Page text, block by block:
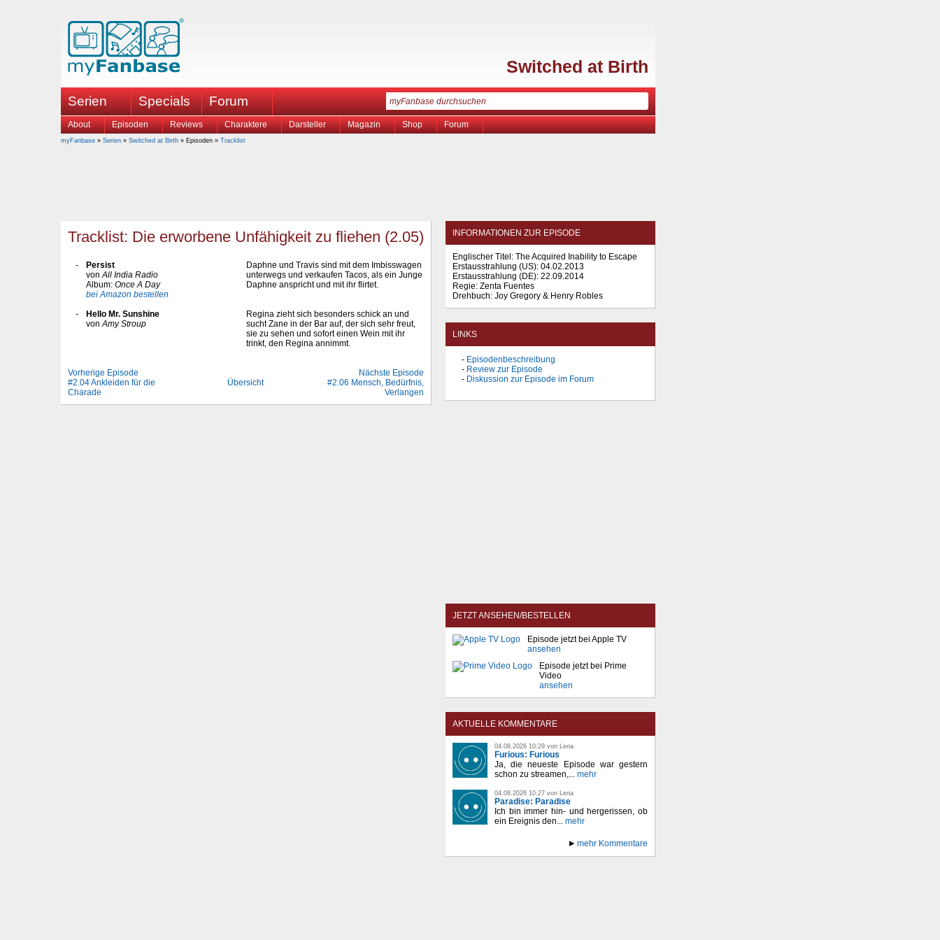
Switched at Birth
Serien Specials Forum
About Episoden Reviews Charaktere Darsteller Magazin Shop Forum
myFanbase » Serien » Switched at Birth » Episoden » Tracklist
Tracklist: Die erworbene Unfähigkeit zu fliehen (2.05)
-
Persist
vonAll India Radio
Album: Once A Day
bei Amazon bestellen
Daphne und Travis sind mit dem Imbisswagen
unterwegs und verkaufen Tacos, als ein Junge
Daphne anspricht und mit ihr flirtet.
-
Hello Mr. Sunshine
vonAmy Stroup
Regina zieht sich besonders schick an und
sucht Zane in der Bar auf, der sich sehr freut,
sie zu sehen und sofort einen Wein mit ihr
trinkt, den Regina annimmt.
Vorherige Episode
#2.04 Ankleiden für die
Charade
Übersicht
Nächste Episode
#2.06 Mensch, Bedürfnis,
Verlangen
INFORMATIONEN ZUR EPISODE
Englischer Titel: The Acquired Inability to Escape
Erstausstrahlung (US): 04.02.2013
Erstausstrahlung (DE): 22.09.2014
Regie: Zenta Fuentes
Drehbuch: Joy Gregory & Henry Robles
LINKS
Episodenbeschreibung
Review zur Episode
Diskussion zur Episode im Forum
JETZT ANSEHEN/BESTELLEN
Episode jetzt bei Apple TV
ansehen
Episode jetzt bei Prime
Video
ansehen
AKTUELLE KOMMENTARE
04.08.2026 10:29 von Lena
Furious: Furious
Ja, die neueste Episode war gestern
schon zu streamen,... mehr
04.08.2026 10:27 von Lena
Paradise: Paradise
Ich bin immer hin- und hergerissen, ob
ein Ereignis den... mehr
mehr Kommentare